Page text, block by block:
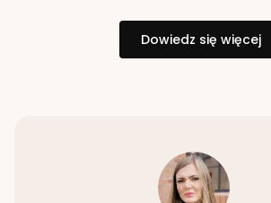
Dowiedz się więcej